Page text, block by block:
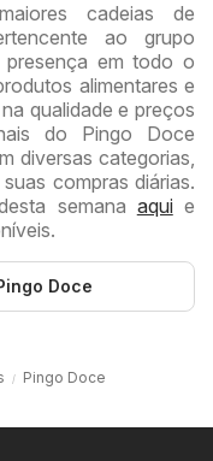
cadeias de
ao grupo
presença em todo o
alimentares e
qualidade e preços
do Pingo Doce
diversas categorias,
compras diárias.
semana aquie
Doce
Pingo Doce